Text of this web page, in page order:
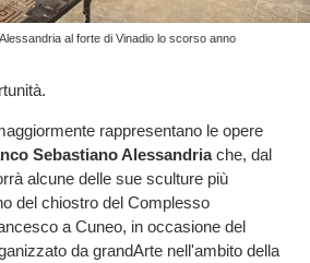
al forte di Vinadio lo scorso anno
rappresentano le opere
Sebastiano Alessandriache, dal
alcune delle sue sculture più
del chiostro del Complesso
a Cuneo, in occasione del
da grandArte nell'ambito della